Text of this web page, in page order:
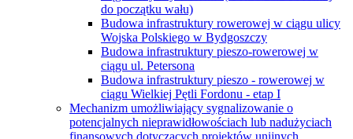
do początku wału)
Budowa infrastruktury rowerowej w ciągu ulicy
Wojska Polskiego w Bydgoszczy
Budowa infrastruktury pieszo-rowerowej w
ciągu ul. Petersona
Budowa infrastruktury pieszo - rowerowej w
ciągu Wielkiej Pętli Fordonu - etap I
Mechanizm umożliwiający sygnalizowanie o
potencjalnych nieprawidłowościach lub nadużyciach
finansowych dotyczących projektów unijnych